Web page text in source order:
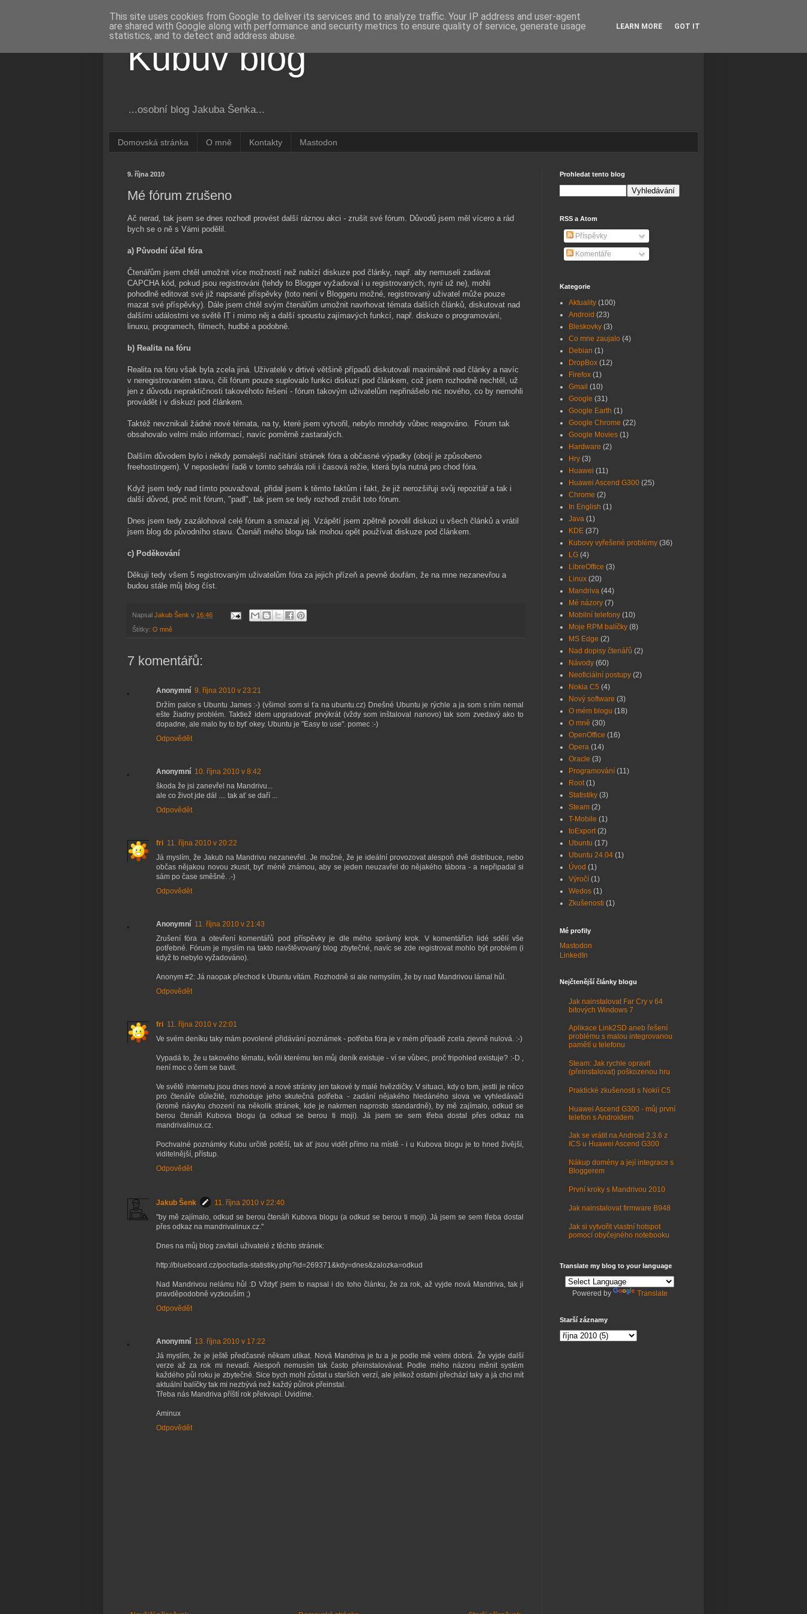
Kubův blog
...osobní blog Jakuba Šenka...
Domovská stránka O mně Kontakty Mastodon
9. října 2010
Mé fórum zrušeno
Ač nerad, tak jsem se dnes rozhodl provést další ráznou akci - zrušit své fórum. Důvodů jsem měl vícero a rád
bych se o ně s Vámi podělil.
a) Původní účel fóra
Čtenářům jsem chtěl umožnit více možností než nabízí diskuze pod články, např. aby nemuseli zadávat
CAPCHA kód, pokud jsou registrováni (tehdy to Blogger vyžadoval i u registrovaných, nyní už ne), mohli
pohodlně editovat své již napsané příspěvky (toto není v Bloggeru možné, registrovaný uživatel může pouze
mazat své příspěvky). Dále jsem chtěl svým čtenářům umožnit navrhovat témata dalších článků, diskutovat nad
dalšími událostmi ve světě IT i mimo něj a další spoustu zajímavých funkcí, např. diskuze o programování,
linuxu, programech, filmech, hudbě a podobně.
b) Realita na fóru
Realita na fóru však byla zcela jiná. Uživatelé v drtivé většině případů diskutovali maximálně nad články a navíc
v neregistrovaném stavu, čili fórum pouze suplovalo funkci diskuzí pod článkem, což jsem rozhodně nechtěl, už
jen z důvodu nepraktičnosti takovéhoto řešení - fórum takovým uživatelům nepřinášelo nic nového, co by nemohli
provádět i v diskuzi pod článkem.
Taktéž nevznikali žádné nové témata, na ty, které jsem vytvořil, nebylo mnohdy vůbec reagováno. Fórum tak
obsahovalo velmi málo informací, navíc poměrně zastaralých.
Dalším důvodem bylo i někdy pomalejší načítání stránek fóra a občasné výpadky (obojí je způsobeno
freehostingem). V neposlední řadě v tomto sehrála roli i časová režie, která byla nutná pro chod fóra.
Když jsem tedy nad tímto pouvažoval, přidal jsem k těmto faktům i fakt, že již nerozšiřuji svůj repozitář a tak i
další důvod, proč mít fórum, "padl", tak jsem se tedy rozhodl zrušit toto fórum.
Dnes jsem tedy zazálohoval celé fórum a smazal jej. Vzápětí jsem zpětně povolil diskuzi u všech článků a vrátil
jsem blog do původního stavu. Čtenáři mého blogu tak mohou opět používat diskuze pod článkem.
c) Poděkování
Děkuji tedy všem 5 registrovaným uživatelům fóra za jejich přízeň a pevně doufám, že na mne nezanevřou a
budou stále můj blog číst.
Napsal Jakub Šenk v 16:46
Štítky: O mně
7 komentářů:
Anonymní 9. října 2010 v 23:21
Držím palce s Ubuntu James :-) (všimol som si ťa na ubuntu.cz) Dnešné Ubuntu je rýchle a ja som s ním nemal
ešte žiadny problém. Taktiež idem upgradovať prvýkrát (vždy som inštaloval nanovo) tak som zvedavý ako to
dopadne, ale malo by to byť okey. Ubuntu je "Easy to use". pomec :-)
Odpovědět
Anonymní 10. října 2010 v 8:42
škoda že jsi zanevřel na Mandrivu...
ale co život jde dál .... tak ať se daří ...
Odpovědět
fri 11. října 2010 v 20:22
Já myslím, že Jakub na Mandrivu nezanevřel. Je možné, že je ideální provozovat alespoň dvě distribuce, nebo
občas nějakou novou zkusit, byť méně známou, aby se jeden neuzavřel do nějakého tábora - a nepřipadal si
sám po čase směšně. .-)
Odpovědět
Anonymní 11. října 2010 v 21:43
Zrušení fóra a otevření komentářů pod příspěvky je dle mého správný krok. V komentářích lidé sdělí vše
potřebné. Fórum je myslím na takto navštěvovaný blog zbytečné, navíc se zde registrovat mohlo být problém (i
když to nebylo vyžadováno).
Anonym #2: Já naopak přechod k Ubuntu vítám. Rozhodně si ale nemyslím, že by nad Mandrivou lámal hůl.
Odpovědět
fri 11. října 2010 v 22:01
Ve svém deníku taky mám povolené přidávání poznámek - potřeba fóra je v mém případě zcela zjevně nulová. :-)
Vypadá to, že u takového tématu, kvůli kterému ten můj deník existuje - ví se vůbec, proč fripohled existuje? :-D ,
není moc o čem se bavit.
Ve světě internetu jsou dnes nové a nové stránky jen takové ty malé hvězdičky. V situaci, kdy o tom, jestli je něco
pro čtenáře důležité, rozhoduje jeho skutečná potřeba - zadání nějakého hledáného slova ve vyhledávači
(kromě návyku chození na několik stránek, kde je nakrmen naprosto standardně), by mě zajímalo, odkud se
berou čtenáři Kubova blogu (a odkud se berou ti moji). Já jsem se sem třeba dostal přes odkaz na
mandrivalinux.cz.
Pochvalné poznámky Kubu určitě potěší, tak ať jsou vidět přímo na místě - i u Kubova blogu je to hned živější,
viditelnější, přístup.
Odpovědět
Jakub Šenk
11. října 2010 v 22:40
"by mě zajímalo, odkud se berou čtenáři Kubova blogu (a odkud se berou ti moji). Já jsem se sem třeba dostal
přes odkaz na mandrivalinux.cz."
Dnes na můj blog zavítali uživatelé z těchto stránek:
http://blueboard.cz/pocitadla-statistiky.php?id=269371&kdy=dnes&zalozka=odkud
Nad Mandrivou nelámu hůl :D Vždyť jsem to napsal i do toho článku, že za rok, až vyjde nová Mandriva, tak ji
pravděpodobně vyzkouším ;)
Odpovědět
Anonymní 13. října 2010 v 17:22
Já myslím, že je ještě předčasné někam utíkat. Nová Mandriva je tu a je podle mě velmi dobrá. Že vyjde další
verze až za rok mi nevadí. Alespoň nemusím tak často přeinstalovávat. Podle mého názoru měnit systém
každého půl roku je zbytečné. Sice bych mohl zůstat u starších verzí, ale jelikož ostatní přechází taky a já chci mít
aktuální balíčky tak mi nezbývá než každý půlrok přeinstal.
Třeba nás Mandriva příští rok překvapí. Uvidíme.
Aminux
Odpovědět
Prohledat tento blog
RSS a Atom
Příspěvky
Komentáře
Kategorie
Aktuality (100)
Android (23)
Bleskovky (3)
Co mne zaujalo (4)
Debian (1)
DropBox (12)
Firefox (1)
Gmail (10)
Google (31)
Google Earth (1)
Google Chrome (22)
Google Movies (1)
Hardware (2)
Hry (3)
Huawei (11)
Huawei Ascend G300 (25)
Chrome (2)
In English (1)
Java (1)
KDE (37)
Kubovy vyřešené problémy (36)
LG (4)
LibreOffice (3)
Linux (20)
Mandriva (44)
Mé názory (7)
Mobilní telefony (10)
Moje RPM balíčky (8)
MS Edge (2)
Nad dopisy čtenářů (2)
Návody (60)
Neoficiální postupy (2)
Nokia C5 (4)
Nový software (3)
O mém blogu (18)
O mně (30)
OpenOffice (16)
Opera (14)
Oracle (3)
Programování (11)
Root (1)
Statistiky (3)
Steam (2)
T-Mobile (1)
toExport (2)
Ubuntu (17)
Ubuntu 24.04 (1)
Úvod (1)
Výročí (1)
Wedos (1)
Zkušenosti (1)
Mé profily
Mastodon
LinkedIn
Nejčtenější články blogu
Jak nainstalovat Far Cry v 64
bitových Windows 7
Aplikace Link2SD aneb řešení
problému s malou integrovanou
pamětí u telefonu
Steam: Jak rychle opravit
(přeinstalovat) poškozenou hru
Praktické zkušenosti s Nokií C5
Huawei Ascend G300 - můj první
telefon s Androidem
Jak se vrátit na Android 2.3.6 z
ICS u Huawei Ascend G300
Nákup domény a její integrace s
Bloggerem
První kroky s Mandrivou 2010
Jak nainstalovat firmware B948
Jak si vytvořit vlastní hotspot
pomocí obyčejného notebooku
Translate my blog to your language
Powered by Translate
Starší záznamy
This site uses cookies from Google to deliver its services and to analyze traffic. Your IP address and user-agent
are shared with Google along with performance and security metrics to ensure quality of service, generate usage
statistics, and to detect and address abuse.
LEARN MORE GOT IT